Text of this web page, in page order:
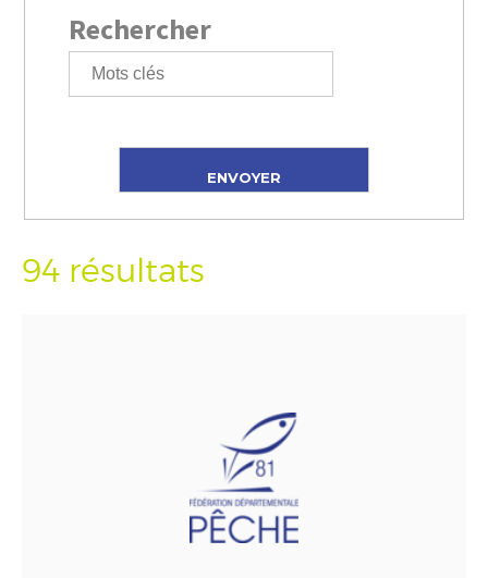
Rechercher
94 résultats